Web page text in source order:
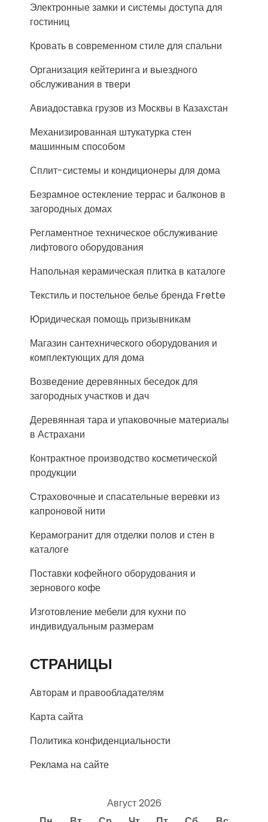
Электронные замки и системы доступа для
гостиниц
Кровать в современном стиле для спальни
Организация кейтеринга и выездного
обслуживания в твери
Авиадоставка грузов из Москвы в Казахстан
Механизированная штукатурка стен
машинным способом
Сплит-системы и кондиционеры для дома
Безрамное остекление террас и балконов в
загородных домах
Регламентное техническое обслуживание
лифтового оборудования
Напольная керамическая плитка в каталоге
Текстиль и постельное белье бренда Frette
Юридическая помощь призывникам
Магазин сантехнического оборудования и
комплектующих для дома
Возведение деревянных беседок для
загородных участков и дач
Деревянная тара и упаковочные материалы
в Астрахани
Контрактное производство косметической
продукции
Страховочные и спасательные веревки из
капроновой нити
Керамогранит для отделки полов и стен в
каталоге
Поставки кофейного оборудования и
зернового кофе
Изготовление мебели для кухни по
индивидуальным размерам
СТРАНИЦЫ
Авторам и правообладателям
Карта сайта
Политика конфиденциальности
Реклама на сайте
Август 2026